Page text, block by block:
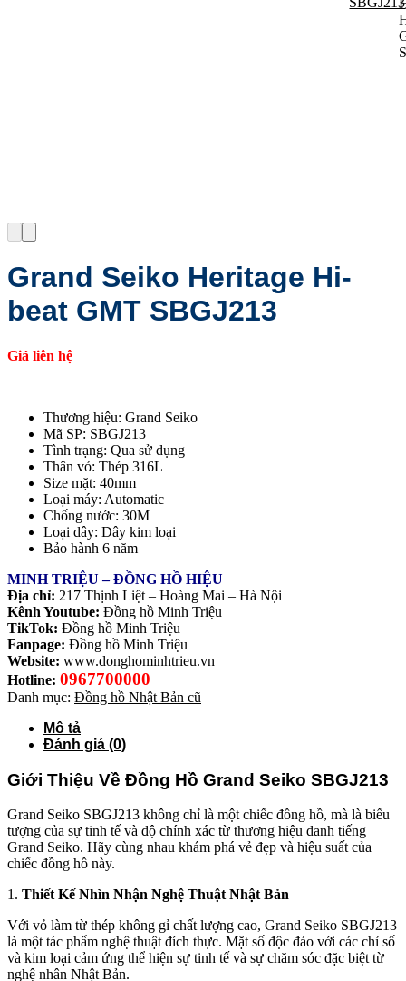
Grand Seiko Heritage Hi-
beat GMT SBGJ213
Giá liên hệ
Thương hiệu: Grand Seiko
Mã SP: SBGJ213
Tình trạng: Qua sử dụng
Thân vỏ: Thép 316L
Size mặt: 40mm
Loại máy: Automatic
Chống nước: 30M
Loại dây: Dây kim loại
Bảo hành 6 năm
MINH TRIỆU – ĐỒNG HỒ HIỆU
Địa chỉ: 217 Thịnh Liệt – Hoàng Mai – Hà Nội
Kênh Youtube: Đồng hồ Minh Triệu
TikTok: Đồng hồ Minh Triệu
Fanpage: Đồng hồ Minh Triệu
Website: www.donghominhtrieu.vn
Hotline: 0967700000
Danh mục: Đồng hồ Nhật Bản cũ
Mô tả
Đánh giá (0)
Giới Thiệu Về Đồng Hồ Grand Seiko SBGJ213
Grand Seiko SBGJ213 không chỉ là một chiếc đồng hồ, mà là biểu
tượng của sự tinh tế và độ chính xác từ thương hiệu danh tiếng
Grand Seiko. Hãy cùng nhau khám phá vẻ đẹp và hiệu suất của
chiếc đồng hồ này.
1. Thiết Kế Nhìn Nhận Nghệ Thuật Nhật Bản
Với vỏ làm từ thép không gỉ chất lượng cao, Grand Seiko SBGJ213
là một tác phẩm nghệ thuật đích thực. Mặt số độc đáo với các chỉ số
và kim loại cảm ứng thể hiện sự tinh tế và sự chăm sóc đặc biệt từ
nghệ nhân Nhật Bản.